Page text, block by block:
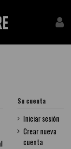
Su cuenta
Iniciar sesión
Crear nueva
cuenta